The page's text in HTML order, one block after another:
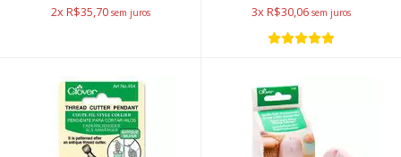
2x R$35,70 3x R$30,06